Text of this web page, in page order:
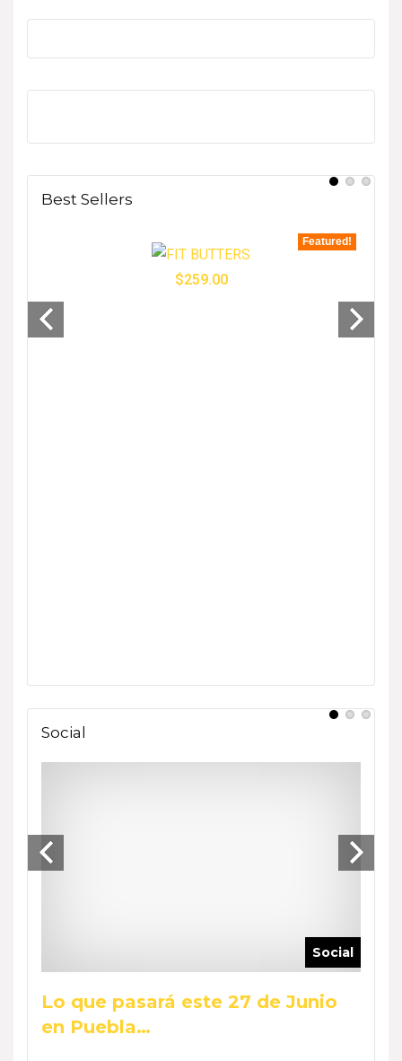
Best Sellers
Featured!
$259.00
Social
Social
Lo que pasará este 27 de Junio
en Puebla…